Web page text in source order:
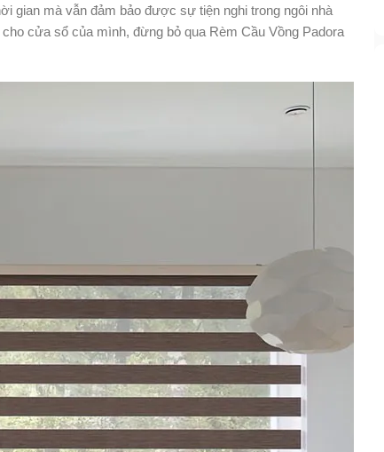
gian mà vẫn đảm bảo được sự tiện nghi trong ngôi nhà
cửa sổ của mình, đừng bỏ qua Rèm Cầu Vồng Padora